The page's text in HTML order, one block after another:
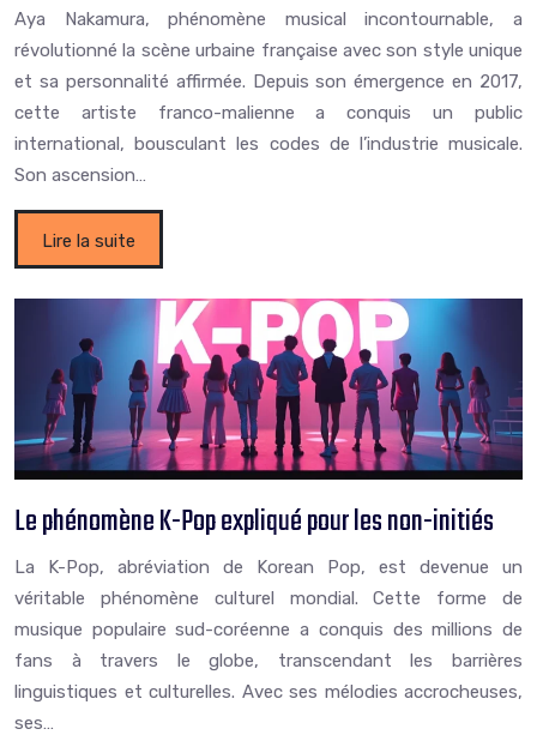
Aya Nakamura, phénomène musical incontournable, a
révolutionné la scène urbaine française avec son style unique
et sa personnalité affirmée. Depuis son émergence en 2017,
cette artiste franco-malienne a conquis un public
international, bousculant les codes de l’industrie musicale.
Son ascension…
Lire la suite
Le phénomène K-Pop expliqué pour les non-initiés
La K-Pop, abréviation de Korean Pop, est devenue un
véritable phénomène culturel mondial. Cette forme de
musique populaire sud-coréenne a conquis des millions de
fans à travers le globe, transcendant les barrières
linguistiques et culturelles. Avec ses mélodies accrocheuses,
ses…